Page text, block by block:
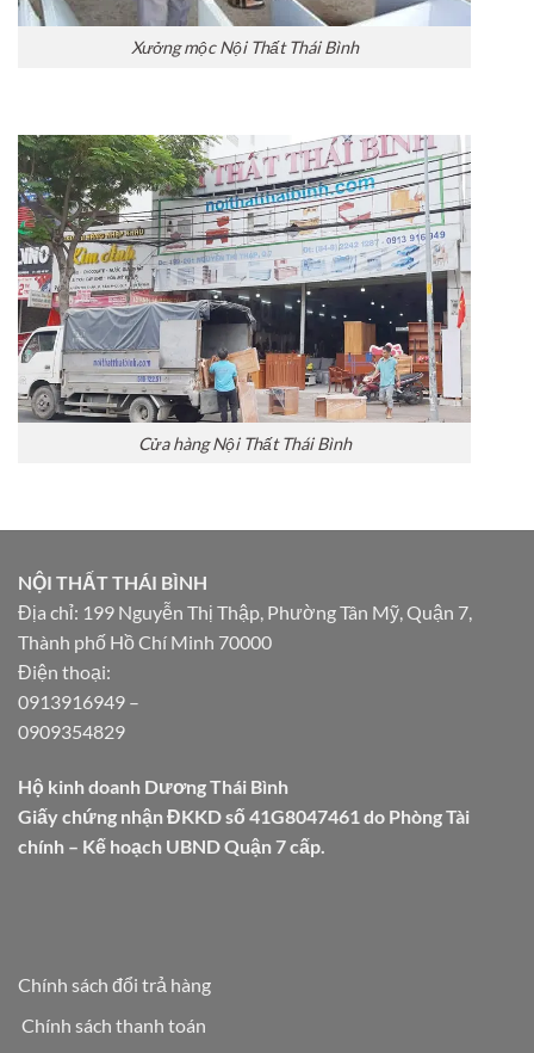
Xưởng mộc Nội Thất Thái Bình
Cửa hàng Nội Thất Thái Bình
NỘI THẤT THÁI BÌNH
Địa chỉ: 199 Nguyễn Thị Thập, Phường Tân Mỹ, Quận 7,
Thành phố Hồ Chí Minh 70000
Điện thoại:
0913916949 –
0909354829
Hộ kinh doanh Dương Thái Bình
Giấy chứng nhận ĐKKD số 41G8047461 do Phòng Tài
chính – Kế hoạch UBND Quận 7 cấp.
Chính sách đổi trả hàng
Chính sách thanh toán